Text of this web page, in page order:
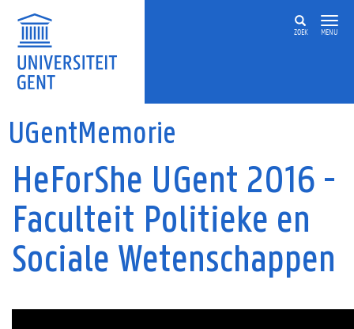
ZOEK MENU
UGentMemorie
HeForShe UGent 2016 -
Faculteit Politieke en
Sociale Wetenschappen